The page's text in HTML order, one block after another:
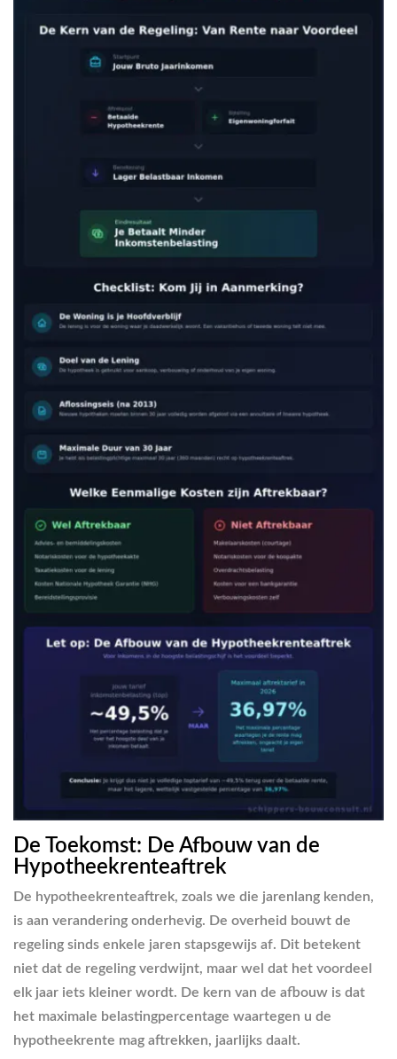
De Toekomst: De Afbouw van de
Hypotheekrenteaftrek
De hypotheekrenteaftrek, zoals we die jarenlang kenden,
is aan verandering onderhevig. De overheid bouwt de
regeling sinds enkele jaren stapsgewijs af. Dit betekent
niet dat de regeling verdwijnt, maar wel dat het voordeel
elk jaar iets kleiner wordt. De kern van de afbouw is dat
het maximale belastingpercentage waartegen u de
hypotheekrente mag aftrekken, jaarlijks daalt.